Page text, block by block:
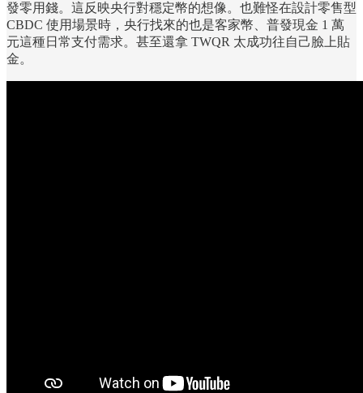
發零用錢。這反映央行對穩定幣的想像。也難怪在設計零售型
CBDC 使用場景時，央行找來的也是客家幣、普發現金 1 萬
元這種日常支付需求。甚至還拿 TWQR 太成功往自己臉上貼
金。